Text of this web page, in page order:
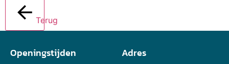
Terug
Openingstijden Adres